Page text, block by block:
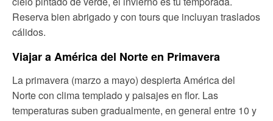
Reserva bien abrigado y con tours que incluyan traslados
cálidos.
Viajar a América del Norte en Primavera
La primavera (marzo a mayo) despierta América del
Norte con clima templado y paisajes en flor. Las
temperaturas suben gradualmente, en general entre 10 y